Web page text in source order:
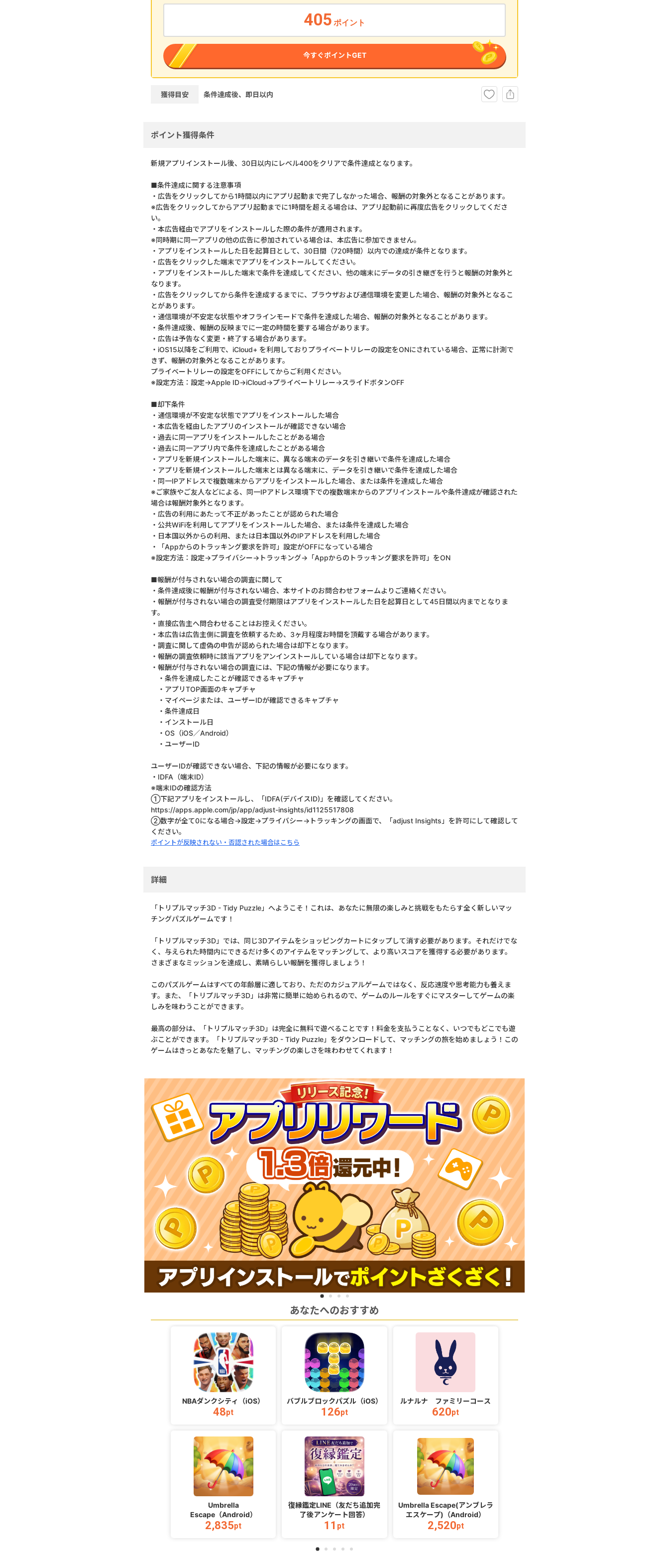
405 ポイント
今すぐポイントGET
獲得目安 条件達成後、即日以内
ポイント獲得条件
新規アプリインストール後、30日以内にレベル400をクリアで条件達成となります。
■条件達成に関する注意事項
・広告をクリックしてから1時間以内にアプリ起動まで完了しなかった場合、報酬の対象外となることがあります。
※広告をクリックしてからアプリ起動までに1時間を超える場合は、アプリ起動前に再度広告をクリックしてくださ
い。
・本広告経由でアプリをインストールした際の条件が適用されます。
※同時期に同一アプリの他の広告に参加されている場合は、本広告に参加できません。
・アプリをインストールした日を起算日として、30日間（720時間）以内での達成が条件となります。
・広告をクリックした端末でアプリをインストールしてください。
・アプリをインストールした端末で条件を達成してください、他の端末にデータの引き継ぎを行うと報酬の対象外と
なります。
・広告をクリックしてから条件を達成するまでに、ブラウザおよび通信環境を変更した場合、報酬の対象外となるこ
とがあります。
・通信環境が不安定な状態やオフラインモードで条件を達成した場合、報酬の対象外となることがあります。
・条件達成後、報酬の反映までに一定の時間を要する場合があります。
・広告は予告なく変更・終了する場合があります。
・iOS15以降をご利用で、iCloud+ を利用しておりプライベートリレーの設定をONにされている場合、正常に計測で
きず、報酬の対象外となることがあります。
プライベートリレーの設定をOFFにしてからご利用ください。
※設定方法：設定→Apple ID→iCloud→プライベートリレー→スライドボタンOFF
■却下条件
・通信環境が不安定な状態でアプリをインストールした場合
・本広告を経由したアプリのインストールが確認できない場合
・過去に同一アプリをインストールしたことがある場合
・過去に同一アプリ内で条件を達成したことがある場合
・アプリを新規インストールした端末に、異なる端末のデータを引き継いで条件を達成した場合
・アプリを新規インストールした端末とは異なる端末に、データを引き継いで条件を達成した場合
・同一IPアドレスで複数端末からアプリをインストールした場合、または条件を達成した場合
※ご家族やご友人などによる、同一IPアドレス環境下での複数端末からのアプリインストールや条件達成が確認された
場合は報酬対象外となります。
・広告の利用にあたって不正があったことが認められた場合
・公共WiFiを利用してアプリをインストールした場合、または条件を達成した場合
・日本国以外からの利用、または日本国以外のIPアドレスを利用した場合
・「Appからのトラッキング要求を許可」設定がOFFになっている場合
※設定方法：設定→プライバシー→トラッキング→「Appからのトラッキング要求を許可」をON
■報酬が付与されない場合の調査に関して
・条件達成後に報酬が付与されない場合、本サイトのお問合わせフォームよりご連絡ください。
・報酬が付与されない場合の調査受付期限はアプリをインストールした日を起算日として45日間以内までとなりま
す。
・直接広告主へ問合わせることはお控えください。
・本広告は広告主側に調査を依頼するため、3ヶ月程度お時間を頂戴する場合があります。
・調査に関して虚偽の申告が認められた場合は却下となります。
・報酬の調査依頼時に該当アプリをアンインストールしている場合は却下となります。
・報酬が付与されない場合の調査には、下記の情報が必要になります。
・条件を達成したことが確認できるキャプチャ
・アプリTOP画面のキャプチャ
・マイページまたは、ユーザーIDが確認できるキャプチャ
・条件達成日
・インストール日
・OS（iOS／Android）
・ユーザーID
ユーザーIDが確認できない場合、下記の情報が必要になります。
・IDFA（端末ID）
※端末IDの確認方法
①下記アプリをインストールし、「IDFA(デバイスID)」を確認してください。
https://apps.apple.com/jp/app/adjust-insights/id1125517808
②数字が全て0になる場合→設定→プライバシー→トラッキングの画面で、「adjust Insights」を許可にして確認して
ください。
ポイントが反映されない・否認された場合はこちら
詳細
「トリプルマッチ3D - Tidy Puzzle」へようこそ！これは、あなたに無限の楽しみと挑戦をもたらす全く新しいマッ
チングパズルゲームです！
「トリプルマッチ3D」では、同じ3Dアイテムをショッピングカートにタップして消す必要があります。それだけでな
く、与えられた時間内にできるだけ多くのアイテムをマッチングして、より高いスコアを獲得する必要があります。
さまざまなミッションを達成し、素晴らしい報酬を獲得しましょう！
このパズルゲームはすべての年齢層に適しており、ただのカジュアルゲームではなく、反応速度や思考能力も養えま
す。また、「トリプルマッチ3D」は非常に簡単に始められるので、ゲームのルールをすぐにマスターしてゲームの楽
しみを味わうことができます。
最高の部分は、「トリプルマッチ3D」は完全に無料で遊べることです！料金を支払うことなく、いつでもどこでも遊
ぶことができます。「トリプルマッチ3D - Tidy Puzzle」をダウンロードして、マッチングの旅を始めましょう！この
ゲームはきっとあなたを魅了し、マッチングの楽しさを味わわせてくれます！
あなたへのおすすめ
NBAダンクシティ（iOS）
48pt
バブルブロックパズル（iOS）
126pt
ルナルナ ファミリーコース
620pt
Umbrella
Escape（Android）
2,835pt
復縁鑑定LINE（友だち追加完
了後アンケート回答）
11 pt
Umbrella Escape(アンブレラ
エスケープ)（Android）
2,520pt